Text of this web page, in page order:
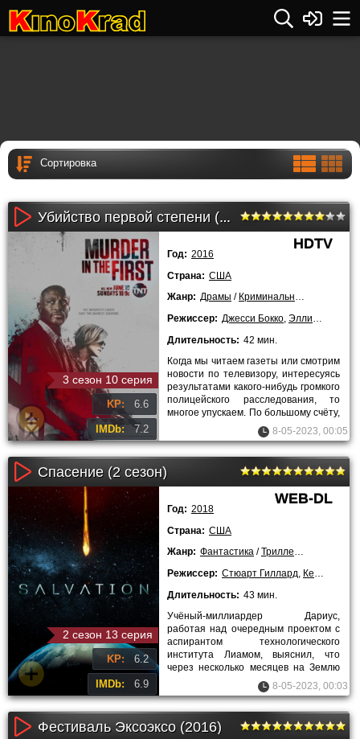
Убийство первой степени (3 сезон)
3 сезон 10 серия
KP: 6.6
IMDb: 7.2
HDTV
Год: 2016
Страна: США
Жанр: Драмы / Криминальные
Режиссер: Джесси Бокко, Эллисон Андерс
Длительность: 42 мин.
Когда мы читаем газеты или смотрим
новости по телевизору, интересуясь
результатами какого-нибудь громкого
полицейского расследования, то
многое упускаем. По большому счёту,
8-05-2023, 00:05
Спасение (2 сезон)
2 сезон 13 серия
KP: 6.2
IMDb: 6.9
WEB-DL
Год: 2018
Страна: США
Жанр: Фантастика /Триллеры
Режиссер: Стюарт Гиллард, Кеннет Финк
Длительность: 43 мин.
Учёный-миллиардер Дариус,
работая над очередным проектом с
аспирантом технологического
института Лиамом, выяснил, что
через несколько месяцев на Землю
упадёт крупный астероид. Это может
8-05-2023, 00:03
Фестиваль Эксоэксо (2016)